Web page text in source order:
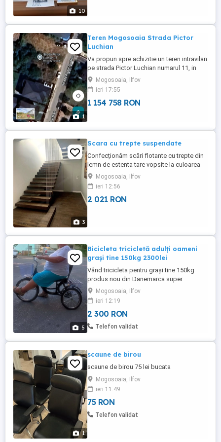
10
1
Teren Mogosoaia Strada Pictor
Luchian
Va propun spre achizitie un teren intravilan
pe strada Pictor Luchian numarul 11, in
localitatea Mogosoaia. Terenul are o
suprafata de 941 mp cu deschidere
stradala de 30.11 ml. Proprietate dispune
de utilitati: apa, gaz, curent, Tv internet iar
Mogosoaia, Ilfov
ieri 17:55
1 154 758 RON
3
Scara cu trepte suspendate
Confecționăm scări flotante cu trepte din
lemn de estenta tare vopsite la culoarea
pe care și o dorește clientul. Structură
metalică este foarte robusta putând
susține peste 300kg per treaptă.
PROIECRE GRATUITĂ NE DEPLASĂM
Mogosoaia, Ilfov
ieri 12:56
2 021 RON
5
Bicicleta tricicletă adulți oameni
grași tine 150kg 2300lei
Vând tricicleta pentru grași tine 150kg
produs nou din Danemarca super
rezistent și model unicat oferta cu scaun
două coșuri sonerie
Mogosoaia, Ilfov
ieri 12:19
2 300 RON
Telefon validat
1
scaune de birou
scaune de birou 75 lei bucata
Mogosoaia, Ilfov
ieri 11:49
75 RON
Telefon validat